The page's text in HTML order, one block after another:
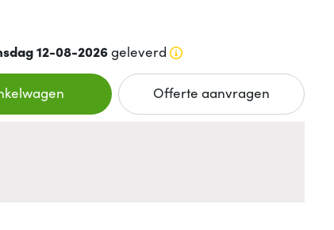
12-08-2026geleverd
Offerte aanvragen